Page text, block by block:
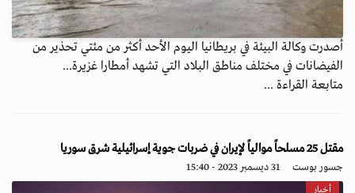
أصدرت وكالة البيئة في بريطانيا اليوم الأحد أكثر من مئتي تحذير من
الفيضانات في مختلف مناطق البلاد التي تشهد أمطارا غزيرة...
متابعة القراءة ...
مقتل 25 مسلحاً موالياً لإيران في ضربات جوية إسرائيلية شرق سوريا
جسور بوست 31 ديسمبر 2023 - 15:40
أخبار